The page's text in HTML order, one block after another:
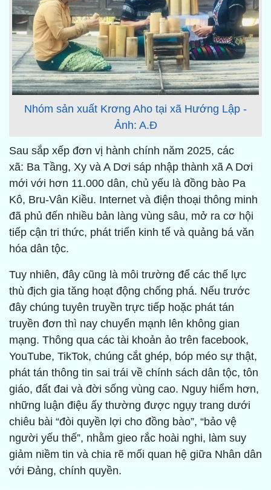
Nhóm sản xuất Krơng Aho tại xã Hướng Lập -
Ảnh: A.Đ
Sau sắp xếp đơn vị hành chính năm 2025, các
xã: Ba Tầng, Xy và A Dơi sáp nhập thành xã A Dơi
mới với hơn 11.000 dân, chủ yếu là đồng bào Pa
Kô, Bru-Vân Kiều. Internet và điện thoại thông minh
đã phủ đến nhiều bản làng vùng sâu, mở ra cơ hội
tiếp cận tri thức, phát triển kinh tế và quảng bá văn
hóa dân tộc.
Tuy nhiên, đây cũng là môi trường để các thế lực
thù địch gia tăng hoạt động chống phá. Nếu trước
đây chúng tuyên truyền trực tiếp hoặc phát tán
truyền đơn thì nay chuyển mạnh lên không gian
mạng. Thông qua các tài khoản ảo trên facebook,
YouTube, TikTok, chúng cắt ghép, bóp méo sự thật,
phát tán thông tin sai trái về chính sách dân tộc, tôn
giáo, đất đai và đời sống vùng cao. Nguy hiểm hơn,
những luận điệu ấy thường được ngụy trang dưới
chiêu bài “đòi quyền lợi cho đồng bào”, “bảo vệ
người yếu thế”, nhằm gieo rắc hoài nghi, làm suy
giảm niềm tin và chia rẽ mối quan hệ giữa Nhân dân
với Đảng, chính quyền.